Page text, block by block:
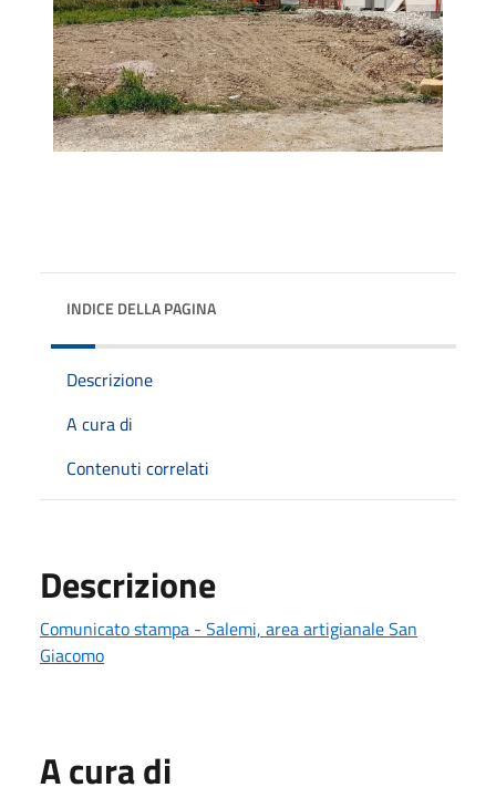
INDICE DELLA PAGINA
Descrizione
A cura di
Contenuti correlati
Descrizione
Comunicato stampa - Salemi, area artigianale San
Giacomo
A cura di